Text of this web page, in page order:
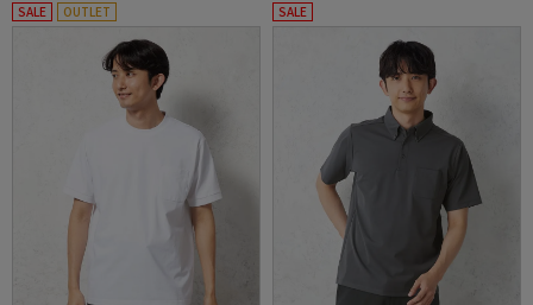
SALE OUTLET SALE